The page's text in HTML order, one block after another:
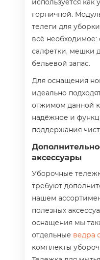
используется как
горничной.
телеги для
всё необходимое:
салфетки, мешки
бельевой запас.
Для оснащения
идеально
отжимом данной
надёжное и
поддержания
аксессуары
Уборочные
требуют
нашем
полезных
оснащения мы
отдельные ведра
комплекты